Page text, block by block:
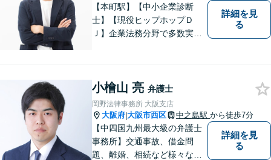
【本町駅】【中小企業診断
士】【現役ヒップホップＤ
Ｊ】企業法務分野で多数実績
営面も考慮した助言 。【Zoo
m相談可】
詳細を見
る
小檜山 亮 弁護士
岡野法律事務所 大阪支店
大阪府|大阪市西区 中之島駅 から徒歩7分
【中四国九州最大級の弁護士
事務所】交通事故、借金問
題、離婚、相続など様々な問
詳細を見
る